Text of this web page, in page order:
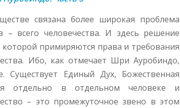
связана более широкая проблема
– всего человечества. И здесь решение
которой примиряются права и требования
Ибо, как отмечает Шри Ауробиндо,
Единый Дух, Божественная
отдельно в отдельном человеке и
– это промежуточное звено в этом